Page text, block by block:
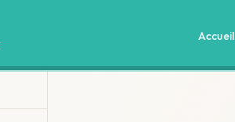
Accueil